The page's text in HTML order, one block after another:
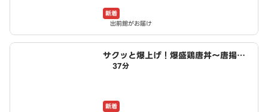
新着
出前館がお届け
サクッと爆上げ！爆盛鶏唐丼～唐揚げ
商店鳥一ミート 小木西店
37分
新着